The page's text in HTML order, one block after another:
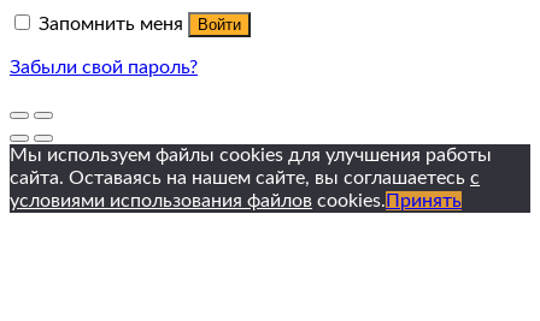
Запомнить меня Войти
Забыли свой пароль?
Мы используем файлы cookies для улучшения работы
сайта. Оставаясь на нашем сайте, вы соглашаетесь с
условиями использования файлов cookies. Принять